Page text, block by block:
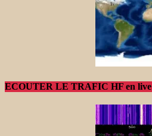
ECOUTER LE TRAFIC HF en live